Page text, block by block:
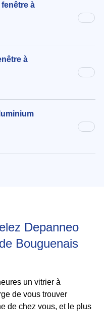
à
à
Depanneo
Bouguenais
un vitrier à
de vous trouver
de chez vous, et le plus